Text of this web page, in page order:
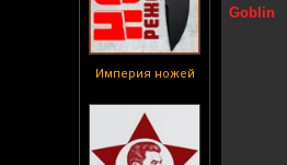
Империя ножей
Goblin